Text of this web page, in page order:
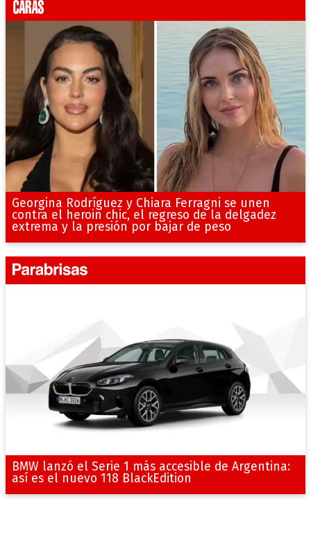
Georgina Rodríguez y Chiara Ferragni se unen
contra el heroin chic, el regreso de la delgadez
extrema y la presión por bajar de peso
BMW lanzó el Serie 1 más accesible de Argentina:
así es el nuevo 118 BlackEdition